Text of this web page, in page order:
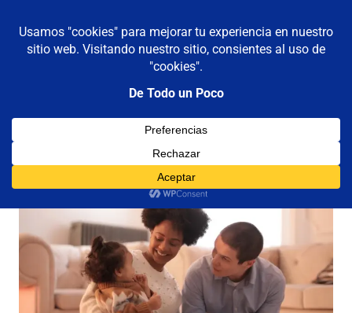
contenido
De todo un poco
Reflexiones,
Viajes
MENÚ